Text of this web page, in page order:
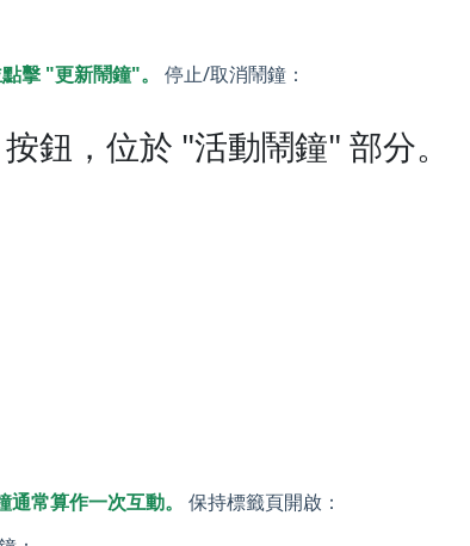
擊 "更新鬧鐘"。
停止/取消鬧鐘：
鈕，位於 "活動鬧鐘" 部分。
常算作一次互動。
保持標籤頁開啟：